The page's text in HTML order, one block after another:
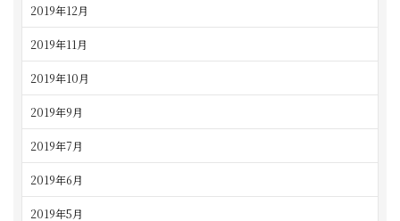
2019年12月
2019年11月
2019年10月
2019年9月
2019年7月
2019年6月
2019年5月